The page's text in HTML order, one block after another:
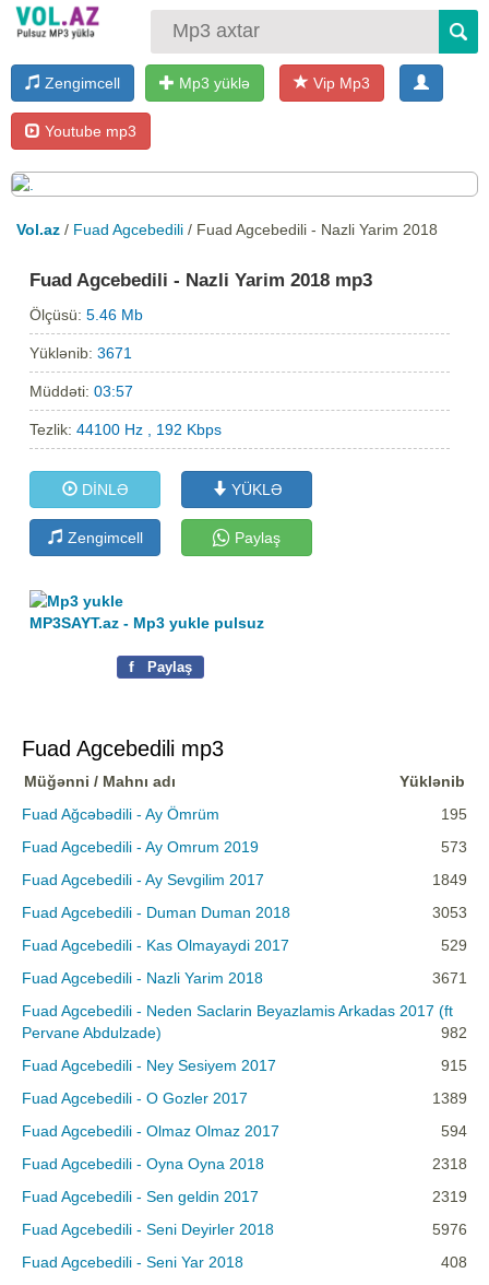
Zengimcell Mp3 yüklə Vip Mp3
Youtube mp3
Vol.az / Fuad Agcebedili / Fuad Agcebedili - Nazli Yarim 2018
Fuad Agcebedili - Nazli Yarim 2018 mp3
Ölçüsü:5.46 Mb
Yüklənib:3671
Müddəti:03:57
Tezlik:44100 Hz , 192 Kbps
DİNLƏ YÜKLƏ
Zengimcell Paylaş
MP3SAYT.az - Mp3 yukle pulsuz
f Paylaş
Fuad Agcebedili mp3
Müğənni / Mahnı adı
Yüklənib
Fuad Ağcəbədili - Ay Ömrüm
195
Fuad Agcebedili - Ay Omrum 2019
573
Fuad Agcebedili - Ay Sevgilim 2017
1849
Fuad Agcebedili - Duman Duman 2018
3053
Fuad Agcebedili - Kas Olmayaydi 2017
529
Fuad Agcebedili - Nazli Yarim 2018
3671
Fuad Agcebedili - Neden Saclarin Beyazlamis Arkadas 2017 (ft
Pervane Abdulzade)
982
Fuad Agcebedili - Ney Sesiyem 2017
915
Fuad Agcebedili - O Gozler 2017
1389
Fuad Agcebedili - Olmaz Olmaz 2017
594
Fuad Agcebedili - Oyna Oyna 2018
2318
Fuad Agcebedili - Sen geldin 2017
2319
Fuad Agcebedili - Seni Deyirler 2018
5976
Fuad Agcebedili - Seni Yar 2018
408